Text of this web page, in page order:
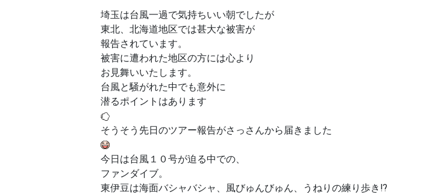
埼玉は台風一過で気持ちいい朝でしたが
東北、北海道地区では甚大な被害が
報告されています。
被害に遭われた地区の方には心より
お見舞いいたします。
台風と騒がれた中でも意外に
潜るポイントはあります
そうそう先日のツアー報告がさっさんから届きました
今日は台風１０号が迫る中での、
ファンダイブ。
東伊豆は海面バシャバシャ、風びゅんびゅん、うねりの練り歩き⁉︎